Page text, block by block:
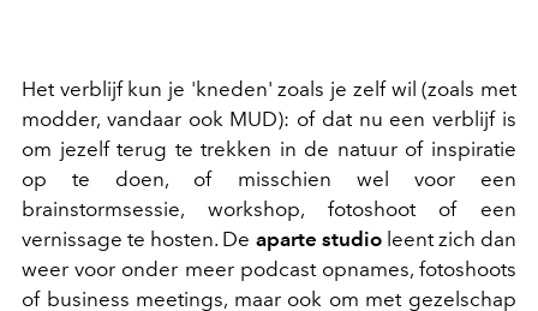
Het verblijf kun je 'kneden' zoals je zelf wil (zoals met
modder, vandaar ook MUD): of dat nu een verblijf is
om jezelf terug te trekken in de natuur of inspiratie
op te doen, of misschien wel voor een
brainstormsessie, workshop, fotoshoot of een
vernissage te hosten. De aparte studio leent zich dan
weer voor onder meer podcast opnames, fotoshoots
of business meetings, maar ook om met gezelschap